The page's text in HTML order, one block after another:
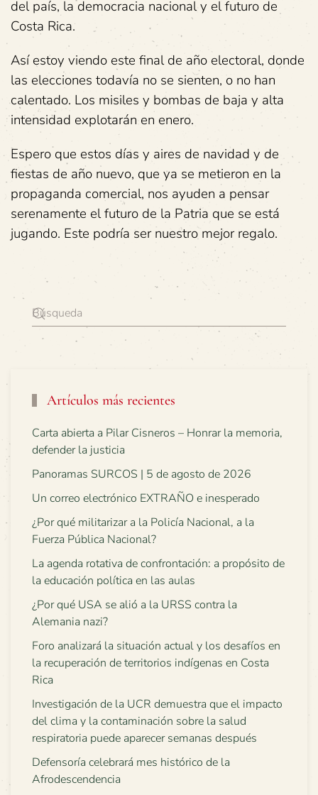
del país, la democracia nacional y el futuro de
Costa Rica.
Así estoy viendo este final de año electoral, donde
las elecciones todavía no se sienten, o no han
calentado. Los misiles y bombas de baja y alta
intensidad explotarán en enero.
Espero que estos días y aires de navidad y de
fiestas de año nuevo, que ya se metieron en la
propaganda comercial, nos ayuden a pensar
serenamente el futuro de la Patria que se está
jugando. Este podría ser nuestro mejor regalo.
Artículos más recientes
Carta abierta a Pilar Cisneros – Honrar la memoria,
defender la justicia
Panoramas SURCOS | 5 de agosto de 2026
Un correo electrónico EXTRAÑO e inesperado
¿Por qué militarizar a la Policía Nacional, a la
Fuerza Pública Nacional?
La agenda rotativa de confrontación: a propósito de
la educación política en las aulas
¿Por qué USA se alió a la URSS contra la
Alemania nazi?
Foro analizará la situación actual y los desafíos en
la recuperación de territorios indígenas en Costa
Rica
Investigación de la UCR demuestra que el impacto
del clima y la contaminación sobre la salud
respiratoria puede aparecer semanas después
Defensoría celebrará mes histórico de la
Afrodescendencia